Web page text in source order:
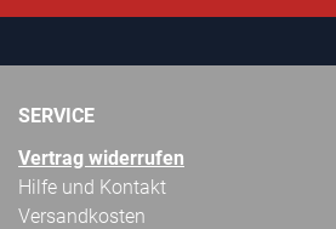
SERVICE
Vertrag widerrufen
Hilfe und Kontakt
Versandkosten